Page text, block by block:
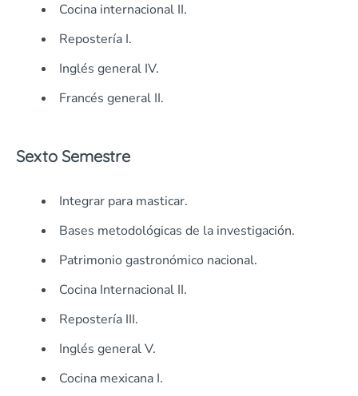
Cocina internacional II.
Repostería I.
Inglés general IV.
Francés general II.
Sexto Semestre
Integrar para masticar.
Bases metodológicas de la investigación.
Patrimonio gastronómico nacional.
Cocina Internacional II.
Repostería III.
Inglés general V.
Cocina mexicana I.